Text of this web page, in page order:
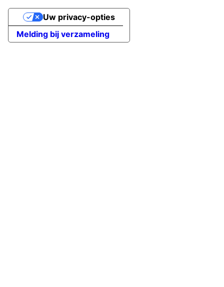
Melding bij verzameling
Uw privacy-opties